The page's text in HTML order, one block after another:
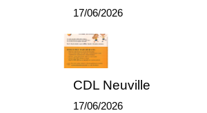
17/06/2026
CDL Neuville
17/06/2026